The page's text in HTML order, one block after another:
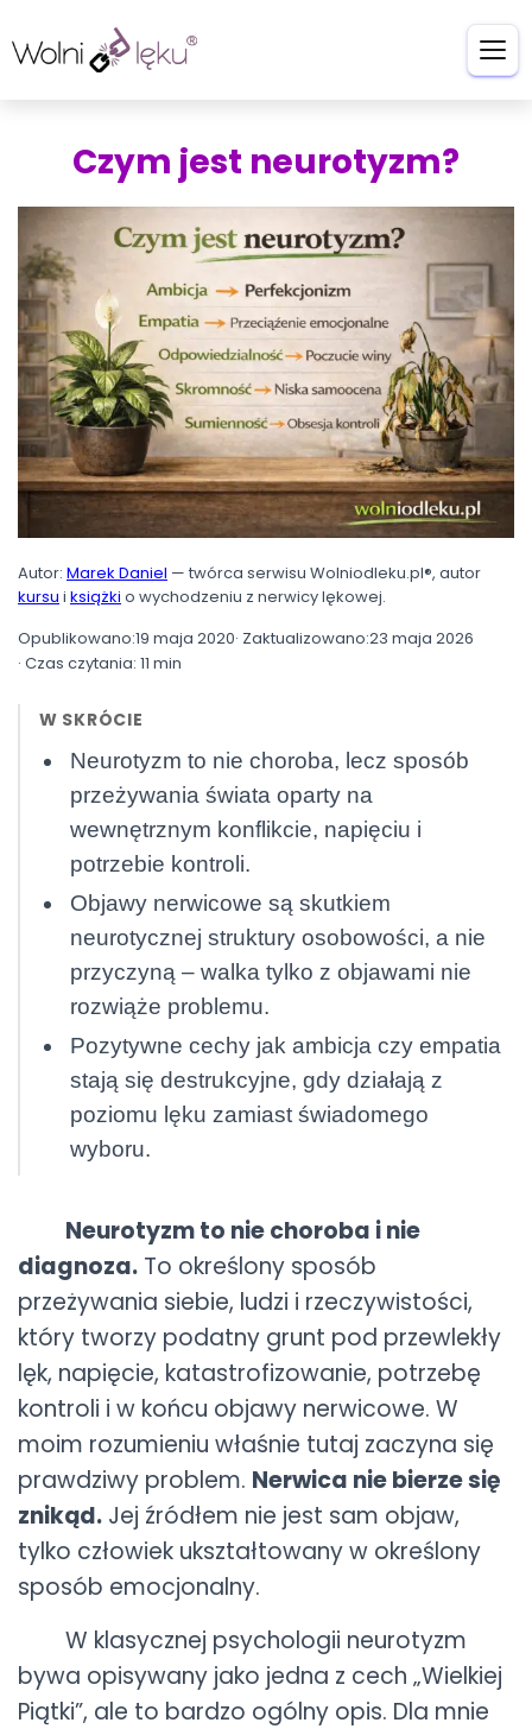
Czym jest neurotyzm?
Autor: Marek Daniel — twórca serwisu Wolniodleku.pl®, autor
kursu i książki o wychodzeniu z nerwicy lękowej.
Opublikowano:19 maja 2020· Zaktualizowano:23 maja 2026
· Czas czytania: 11 min
W SKRÓCIE
Neurotyzm to nie choroba, lecz sposób
przeżywania świata oparty na
wewnętrznym konflikcie, napięciu i
potrzebie kontroli.
Objawy nerwicowe są skutkiem
neurotycznej struktury osobowości, a nie
przyczyną – walka tylko z objawami nie
rozwiąże problemu.
Pozytywne cechy jak ambicja czy empatia
stają się destrukcyjne, gdy działają z
poziomu lęku zamiast świadomego
wyboru.
Neurotyzm to nie choroba i nie
diagnoza. To określony sposób
przeżywania siebie, ludzi i rzeczywistości,
który tworzy podatny grunt pod przewlekły
lęk, napięcie, katastrofizowanie, potrzebę
kontroli i w końcu objawy nerwicowe. W
moim rozumieniu właśnie tutaj zaczyna się
prawdziwy problem. Nerwica nie bierze się
znikąd. Jej źródłem nie jest sam objaw,
tylko człowiek ukształtowany w określony
sposób emocjonalny.
W klasycznej psychologii neurotyzm
bywa opisywany jako jedna z cech „Wielkiej
Piątki”, ale to bardzo ogólny opis. Dla mnie